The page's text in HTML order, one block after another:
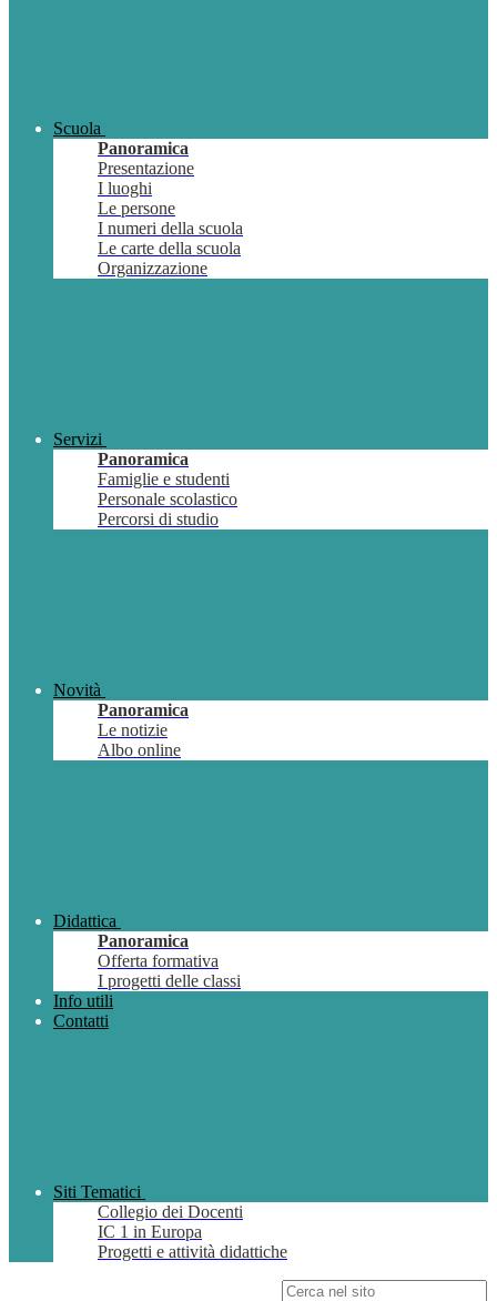
Scuola
Panoramica
Presentazione
I luoghi
Le persone
I numeri della scuola
Le carte della scuola
Organizzazione
Servizi
Panoramica
Famiglie e studenti
Personale scolastico
Percorsi di studio
Novità
Panoramica
Le notizie
Albo online
Didattica
Panoramica
Offerta formativa
I progetti delle classi
Info utili
Contatti
Siti Tematici
Collegio dei Docenti
IC 1 in Europa
Progetti e attività didattiche